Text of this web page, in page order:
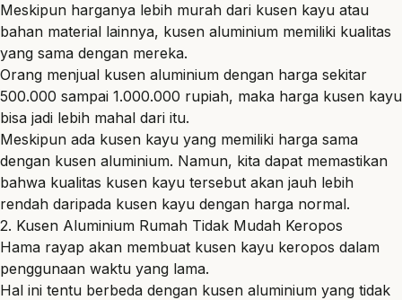
Meskipun harganya lebih murah dari kusen kayu atau
bahan material lainnya, kusen aluminium memiliki kualitas
yang sama dengan mereka.
Orang menjual kusen aluminium dengan harga sekitar
500.000 sampai 1.000.000 rupiah, maka harga kusen kayu
bisa jadi lebih mahal dari itu.
Meskipun ada kusen kayu yang memiliki harga sama
dengan kusen aluminium. Namun, kita dapat memastikan
bahwa kualitas kusen kayu tersebut akan jauh lebih
rendah daripada kusen kayu dengan harga normal.
2. Kusen Aluminium Rumah Tidak Mudah Keropos
Hama rayap akan membuat kusen kayu keropos dalam
penggunaan waktu yang lama.
Hal ini tentu berbeda dengan kusen aluminium yang tidak